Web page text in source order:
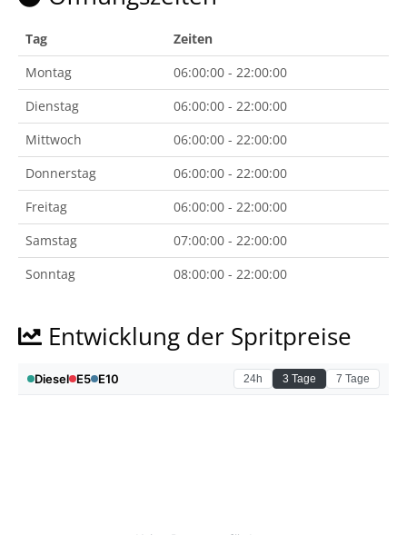
Tag
Zeiten
Montag
06:00:00 - 22:00:00
Dienstag
06:00:00 - 22:00:00
Mittwoch
06:00:00 - 22:00:00
Donnerstag
06:00:00 - 22:00:00
Freitag
06:00:00 - 22:00:00
Samstag
07:00:00 - 22:00:00
Sonntag
08:00:00 - 22:00:00
Entwicklung der Spritpreise